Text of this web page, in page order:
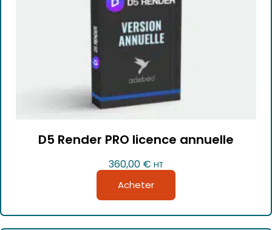
D5 Render PRO licence annuelle
360,00 € HT
Acheter